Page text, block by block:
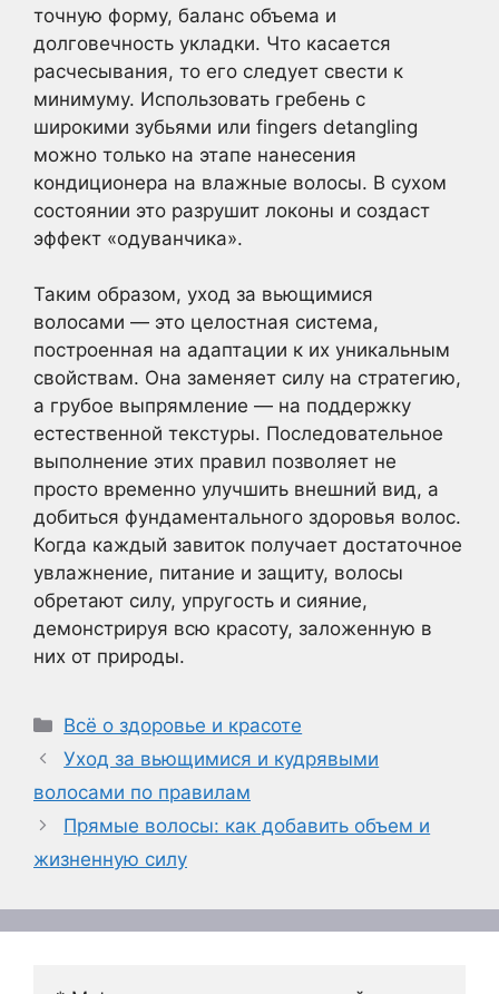
точную форму, баланс объема и
долговечность укладки. Что касается
расчесывания, то его следует свести к
минимуму. Использовать гребень с
широкими зубьями или fingers detangling
можно только на этапе нанесения
кондиционера на влажные волосы. В сухом
состоянии это разрушит локоны и создаст
эффект «одуванчика».
Таким образом, уход за вьющимися
волосами — это целостная система,
построенная на адаптации к их уникальным
свойствам. Она заменяет силу на стратегию,
а грубое выпрямление — на поддержку
естественной текстуры. Последовательное
выполнение этих правил позволяет не
просто временно улучшить внешний вид, а
добиться фундаментального здоровья волос.
Когда каждый завиток получает достаточное
увлажнение, питание и защиту, волосы
обретают силу, упругость и сияние,
демонстрируя всю красоту, заложенную в
них от природы.
Рубрики
Всё о здоровье и красоте
Уход за вьющимися и кудрявыми
волосами по правилам
Прямые волосы: как добавить объем и
жизненную силу